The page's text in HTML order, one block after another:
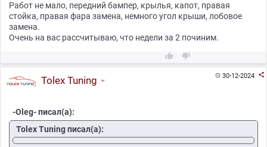
Работ не мало, передний бампер, крылья, капот, правая
стойка, правая фара замена, немного угол крыши, лобовое
замена.
Очень на вас рассчитываю, что недели за 2 починим.
 
30-12-2024 
Tolex Tuning
-Oleg- писал(а):
Tolex Tuning писал(а):